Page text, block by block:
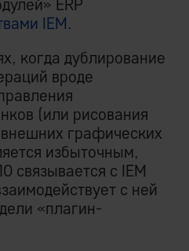
ERP
IEM.
когда дублирование
вроде
(или рисования
графических
избыточным,
связывается с IEM
с ней
«плагин-